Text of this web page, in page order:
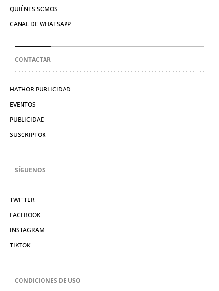
QUIÉNES SOMOS
CANAL DE WHATSAPP
CONTACTAR
HATHOR PUBLICIDAD
EVENTOS
PUBLICIDAD
SUSCRIPTOR
SÍGUENOS
TWITTER
FACEBOOK
INSTAGRAM
TIKTOK
CONDICIONES DE USO